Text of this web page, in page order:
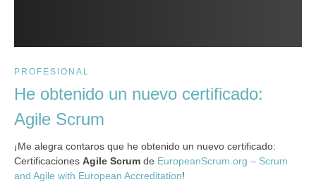
PROFESIONAL
He obtenido un nuevo certificado:
Agile Scrum
¡Me alegra contaros que he obtenido un nuevo certificado:
Certificaciones Agile Scrum de EuropeanScrum.org – Scrum
and Agile with European Accreditation!